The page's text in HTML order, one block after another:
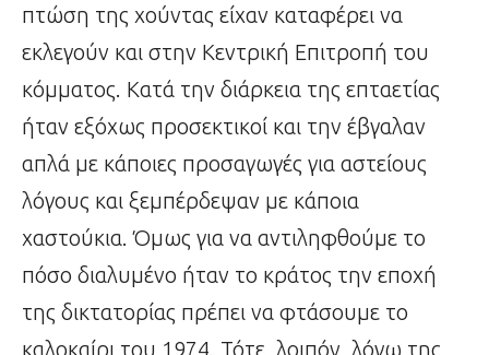
πτώση της χούντας είχαν καταφέρει να
εκλεγούν και στην Κεντρική Επιτροπή του
κόμματος. Κατά την διάρκεια της επταετίας
ήταν εξόχως προσεκτικοί και την έβγαλαν
απλά με κάποιες προσαγωγές για αστείους
λόγους και ξεμπέρδεψαν με κάποια
χαστούκια. Όμως για να αντιληφθούμε το
πόσο διαλυμένο ήταν το κράτος την εποχή
της δικτατορίας πρέπει να φτάσουμε το
καλοκαίρι του 1974. Τότε, λοιπόν, λόγω της